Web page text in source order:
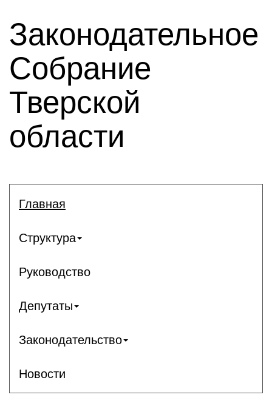
Законодательное
Собрание
Тверской
области
Главная
Структура
Руководство
Депутаты
Законодательство
Новости